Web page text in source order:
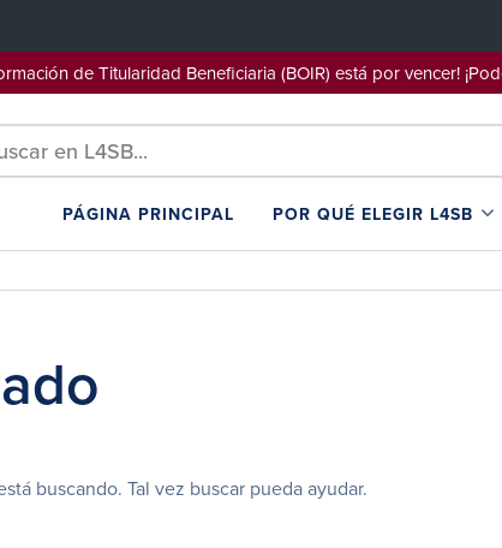
de Titularidad Beneficiaria (BOIR) está por
PÁGINA PRINCIPAL POR QUÉ ELEGIR L4SB
buscando. Tal vez buscar pueda ayudar.